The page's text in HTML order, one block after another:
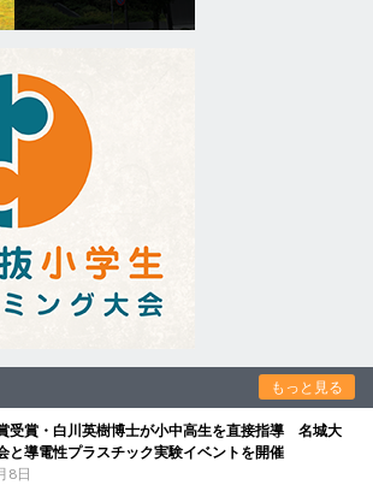
もっと見る
受賞・白川英樹博士が小中高生を直接指導 名城大
と導電性プラスチック実験イベントを開催
8日